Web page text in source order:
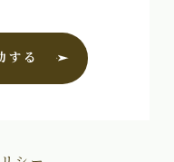
する